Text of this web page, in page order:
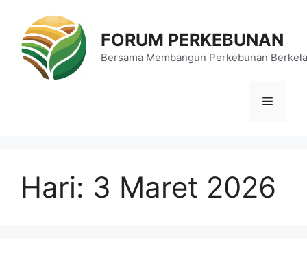
FORUM PERKEBUNAN
Bersama Membangun Perkebunan
Menu
Hari: 3 Maret 2026